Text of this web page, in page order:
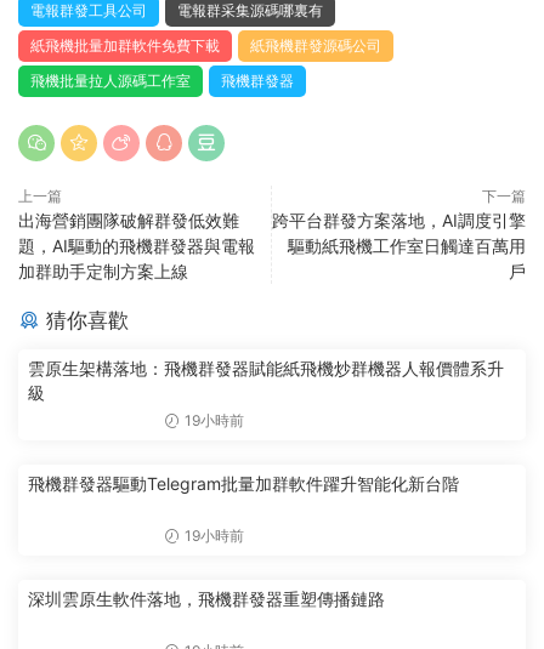
電報群發工具公司
電報群采集源碼哪裏有
紙飛機批量加群軟件免費下載
紙飛機群發源碼公司
飛機批量拉人源碼工作室
飛機群發器
上一篇
出海營銷團隊破解群發低效難
題，AI驅動的飛機群發器與電報
加群助手定制方案上線
下一篇
跨平台群發方案落地，AI調度引擎
驅動紙飛機工作室日觸達百萬用
戶
猜你喜歡
雲原生架構落地：飛機群發器賦能紙飛機炒群機器人報價體系升
級
19小時前
飛機群發器驅動Telegram批量加群軟件躍升智能化新台階
19小時前
深圳雲原生軟件落地，飛機群發器重塑傳播鏈路